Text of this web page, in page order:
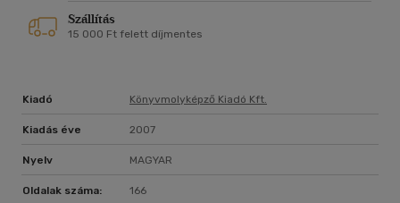
Szállítás
15 000 Ft felett díjmentes
Kiadó Könyvmolyképző Kiadó Kft.
Kiadás éve 2007
Nyelv MAGYAR
Oldalak száma: 166